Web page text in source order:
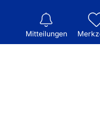
Mitteilungen